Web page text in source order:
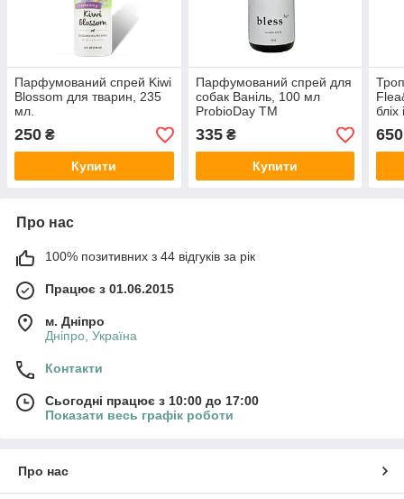
Парфумований спрей Kiwi
Blossom для тварин, 235
мл.
250 ₴
Купити
Парфумований спрей для
собак Ваніль, 100 мл
ProbioDay TM
335₴
Купити
бліх
650
Про нас
100% позитивних з 44 відгуків за рік
Працює з 01.06.2015
м. Дніпро
Дніпро, Україна
Контакти
Сьогодні працює з 10:00 до 17:00
Показати весь графік роботи
Про нас